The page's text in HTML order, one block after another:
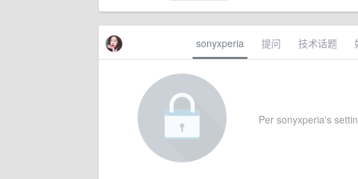
sonyxperia 提问 技术话题
Per sonyxperia's